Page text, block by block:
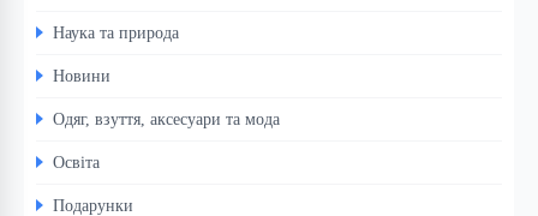
Наука та природа
Новини
Одяг, взуття, аксесуари та мода
Освіта
Подарунки